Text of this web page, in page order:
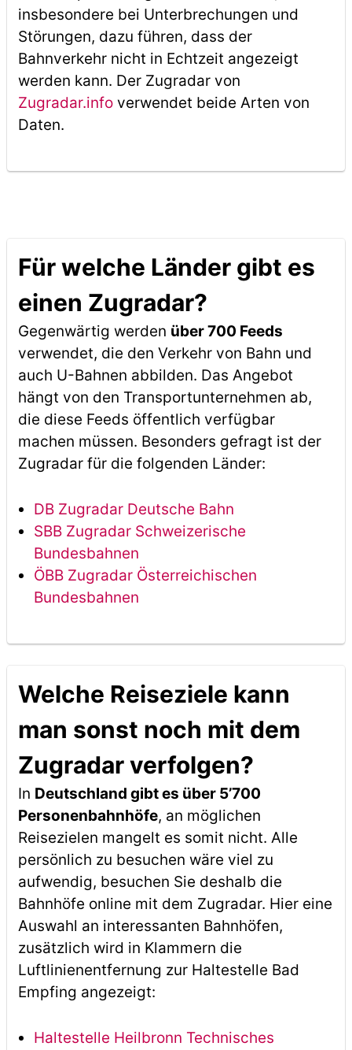
insbesondere bei Unterbrechungen und
Störungen, dazu führen, dass der
Bahnverkehr nicht in Echtzeit angezeigt
werden kann. Der Zugradar von
Zugradar.infoverwendet beide Arten von
Daten.
Für welche Länder gibt es
einen Zugradar?
Gegenwärtig werden über 700 Feeds
verwendet, die den Verkehr von Bahn und
auch U-Bahnen abbilden. Das Angebot
hängt von den Transportunternehmen ab,
die diese Feeds öffentlich verfügbar
machen müssen. Besonders gefragt ist der
Zugradar für die folgenden Länder:
DB Zugradar Deutsche Bahn
SBB Zugradar Schweizerische
Bundesbahnen
ÖBB Zugradar Österreichischen
Bundesbahnen
Welche Reiseziele kann
man sonst noch mit dem
Zugradar verfolgen?
In Deutschland gibt es über 5’700
Personenbahnhöfe, an möglichen
Reisezielen mangelt es somit nicht. Alle
persönlich zu besuchen wäre viel zu
aufwendig, besuchen Sie deshalb die
Bahnhöfe online mit dem Zugradar. Hier eine
Auswahl an interessanten Bahnhöfen,
zusätzlich wird in Klammern die
Luftlinienentfernung zur Haltestelle Bad
Empfing angezeigt:
Haltestelle Heilbronn Technisches